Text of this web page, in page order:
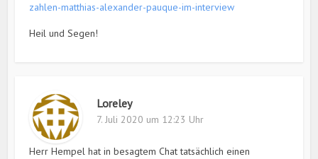
zahlen-matthias-alexander-pauque-im-interview
Heil und Segen!
Loreley
7. Juli 2020 um 12:23 Uhr
Herr Hempel hat in besagtem Chat tatsächlich einen